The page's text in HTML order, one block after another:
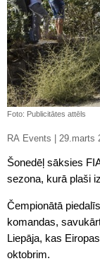
Foto: Publicitātes attēls
RA Events |
Šonedēļ sāksies
sezona, kurā plaši
Čempionātā
komandas,
Liepāja, kas
oktobrim.